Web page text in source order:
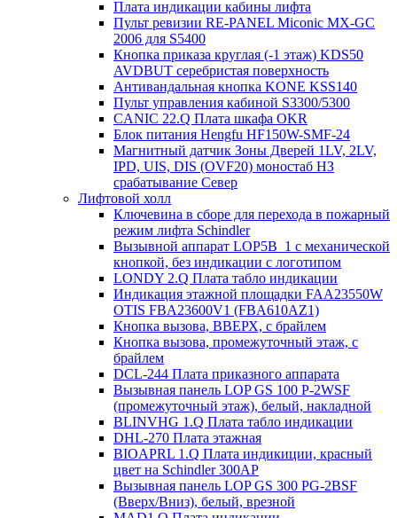
Плата индикации кабины лифта
Пульт ревизии RE-PANEL Miconic MX-GC
2006 для S5400
Кнопка приказа круглая (-1 этаж) KDS50
AVDBUT серебристая поверхность
Антивандальная кнопка KONE KSS140
Пульт управления кабиной S3300/5300
CANIC 22.Q Плата шкафа OKR
Блок питания Hengfu HF150W-SMF-24
Магнитный датчик Зоны Дверей 1LV, 2LV,
IPD, UIS, DIS (OVF20) моностаб НЗ
срабатывание Cевер
Лифтовой холл
Ключевина в сборе для перехода в пожарный
режим лифта Schindler
Вызывной аппарат LOP5B_1 с механической
кнопкой, без индикации с логотипом
LONDY 2.Q Плата табло индикации
Индикация этажной площадки FAA23550W
OTIS FBA23600V1 (FBA610AZ1)
Кнопка вызова, ВВЕРХ, с брайлем
Кнопка вызова, промежуточный этаж, с
брайлем
DCL-244 Плата приказного аппарата
Вызывная панель LOP GS 100 P-2WSF
(промежуточный этаж), белый, накладной
BLINVHG 1.Q Плата табло индикации
DHL-270 Плата этажная
BIOAPRL 1.Q Плата индикиции, красный
цвет на Schindler 300AP
Вызывная панель LOP GS 300 PG-2BSF
(Вверх/Вниз), белый, врезной